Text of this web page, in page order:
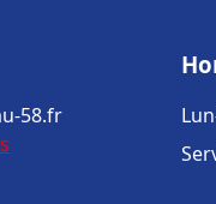
58.fr